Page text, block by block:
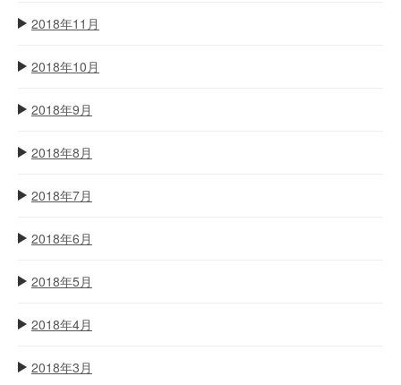
2018年11月
2018年10月
2018年9月
2018年8月
2018年7月
2018年6月
2018年5月
2018年4月
2018年3月